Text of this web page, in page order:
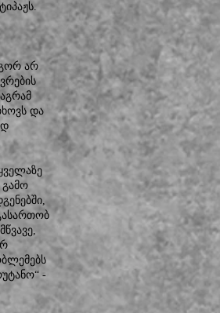
არ
და
გამო
-